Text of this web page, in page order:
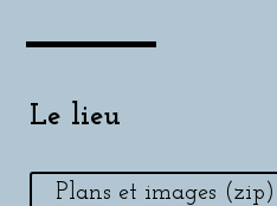
Le lieu
Plans et images (zip)